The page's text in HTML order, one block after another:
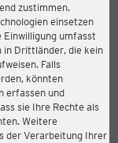
zustimmen.
einsetzen
Einwilligung umfasst
in Drittländer, die kein
Falls
könnten
erfassen und
sie Ihre Rechte als
Weitere
der Verarbeitung Ihrer